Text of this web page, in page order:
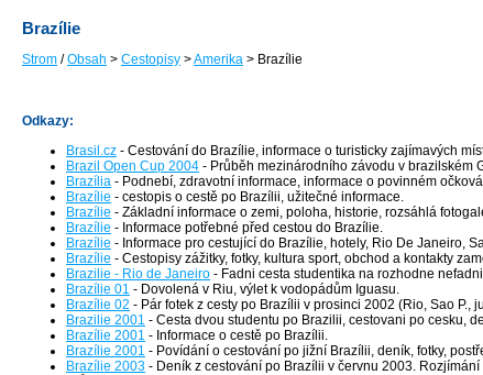
Brazílie
Strom /Obsah > Cestopisy >Amerika > Brazílie
Odkazy:
Brasil.cz - Cestování do Brazílie, informace o turisticky zajímavých
Brazil Open Cup 2004 - Průběh mezinárodního závodu v brazilském
Brazília - Podnebí, zdravotní informace, informace o povinném
Brazílie - cestopis o cestě po Brazílii, užitečné informace.
Brazílie - Základní informace o zemi, poloha, historie, rozsáhlá
Brazílie - Informace potřebné před cestou do Brazílie.
Brazílie - Informace pro cestující do Brazílie, hotely, Rio De Janeiro,
Brazílie - Cestopisy zážitky, fotky, kultura sport, obchod a kontakty
Brazilie - Rio de Janeiro - Fadni cesta studentika na rozhodne
Brazílie 01 - Dovolená v Riu, výlet k vodopádům Iguasu.
Brazílie 02 - Pár fotek z cesty po Brazílii v prosinci 2002 (Rio, Sao P.,
Brazilie 2001 - Cesta dvou studentu po Brazilii, cestovani po cesku,
Brazílie 2001 - Informace o cestě po Brazílii.
Brazílie 2001 - Povídání o cestování po jižní Brazílii, deník, fotky,
Brazílie 2003 - Deník z cestování po Brazílii v červnu 2003.